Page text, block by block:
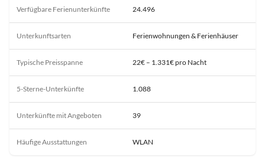
Verfügbare Ferienunterkünfte 24.496
Unterkunftsarten Ferienwohnungen & Ferienhäuser
Typische Preisspanne 22€ – 1.331€ pro Nacht
5-Sterne-Unterkünfte 1.088
Unterkünfte mit Angeboten 39
Häufige Ausstattungen WLAN